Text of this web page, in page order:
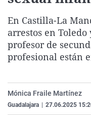
En Castilla-La
arrestos en
profesor de
profesional están
Mónica Fraile Martínez
Guadalajara 27.06.2025